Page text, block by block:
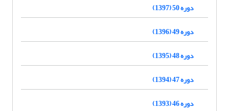
دوره 50 (1397)
دوره 49 (1396)
دوره 48 (1395)
دوره 47 (1394)
دوره 46 (1393)